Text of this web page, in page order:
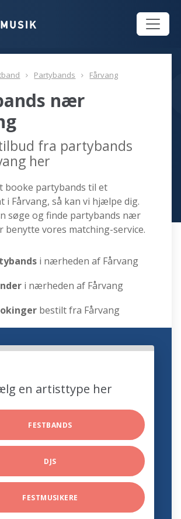
Partybands Fårvang
nær
fra partybands
her
booke partybands til et
i Fårvang, så kan vi hjælpe dig.
søge og finde partybands nær
benytte vores matching-service.
i nærheden af Fårvang
i nærheden af Fårvang
bestilt fra Fårvang
en artisttype her
FESTBANDS
DJS
FESTMUSIKERE